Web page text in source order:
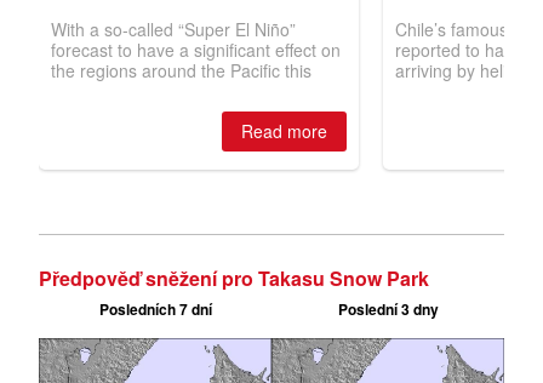
Předpověď sněžení pro Takasu Snow Park
Posledních 7 dní Poslední 3 dny